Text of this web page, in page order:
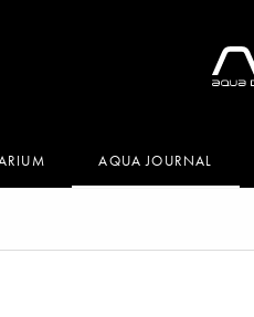
AQUA JOURNAL